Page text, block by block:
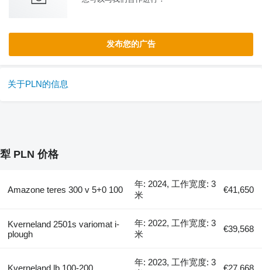
发布您的广告
关于PLN的信息
犁 PLN 价格
Amazone teres 300 v 5+0 100
年: 2024, 工作宽度: 3
米
€41,650
Kverneland 2501s variomat i-
plough
年: 2022, 工作宽度: 3
米
€39,568
Kverneland lb 100-200
年: 2023, 工作宽度: 3
€27,668